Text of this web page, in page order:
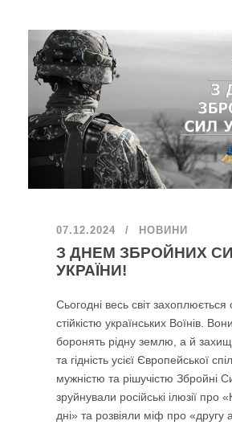
07.12.2024 НОВИНИ
З ДНЕМ ЗБРОЙНИХ
УКРАЇНИ!
Сьогодні весь світ
стійкістю українських Воїнів.
боронять рідну землю, а й
та гідність усієї Європейської
мужністю та рішучістю Збройні
зруйнували російські ілюзії про
дні» та розвіяли міф про «другу